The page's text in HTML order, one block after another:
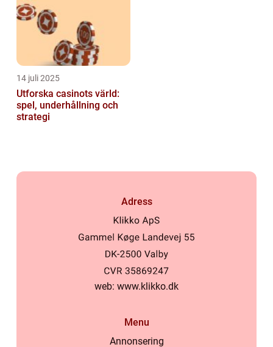
14 juli 2025
Utforska casinots värld:
spel, underhållning och
strategi
Adress
web: www.klikko.dk
Menu
Annonsering